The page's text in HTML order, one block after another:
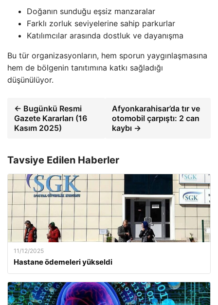
Doğanın sunduğu eşsiz manzaralar
Farklı zorluk seviyelerine sahip parkurlar
Katılımcılar arasında dostluk ve dayanışma
Bu tür organizasyonların, hem sporun yaygınlaşmasına
hem de bölgenin tanıtımına katkı sağladığı
düşünülüyor.
← Bugünkü Resmi
Gazete Kararları (16
Kasım 2025)
Afyonkarahisar’da tır ve
otomobil çarpıştı: 2 can
kaybı →
Tavsiye Edilen Haberler
11/12/2025
Hastane ödemeleri yükseldi